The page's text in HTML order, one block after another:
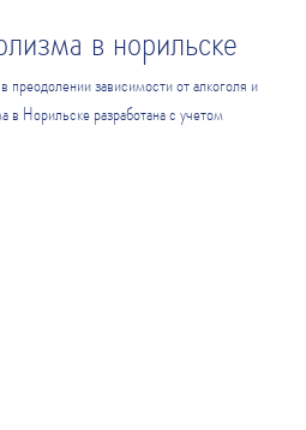
в норильске
зависимости от алкоголя и
в Норильске разработана с учетом